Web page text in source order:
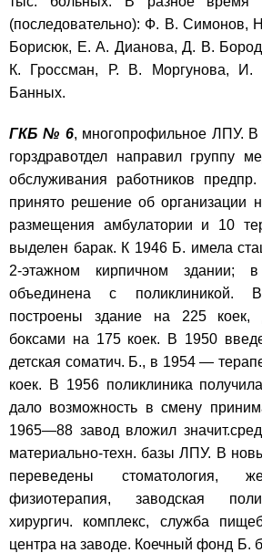
(последовательно): Ф. В. Симонов,
Борисюк, Е. А. Дианова, Д. В.
К. Гроссман, Р. В. Моргунова,
Банных.
ГКБ № 6, многопрофильное ЛПУ. В
горздравотдел направил группу
обслуживания работников
принято решение об организации
размещения амбулатории и 10
выделен барак. К 1946 Б. имела
2-этажном кирпичном здании;
объединена с
построены здание на 225 коек,
боксами на 175 коек. В 1950
детская соматич. Б., в 1954 —
коек. В 1956 поликлиника
дало возможность в смену
1965—88 завод вложил
материально-техн. базы ЛПУ. В
переведены стоматология,
физиотерапия, заводская
хирургич. комплекс, служба
центра на заводе. Коечный фонд Б.